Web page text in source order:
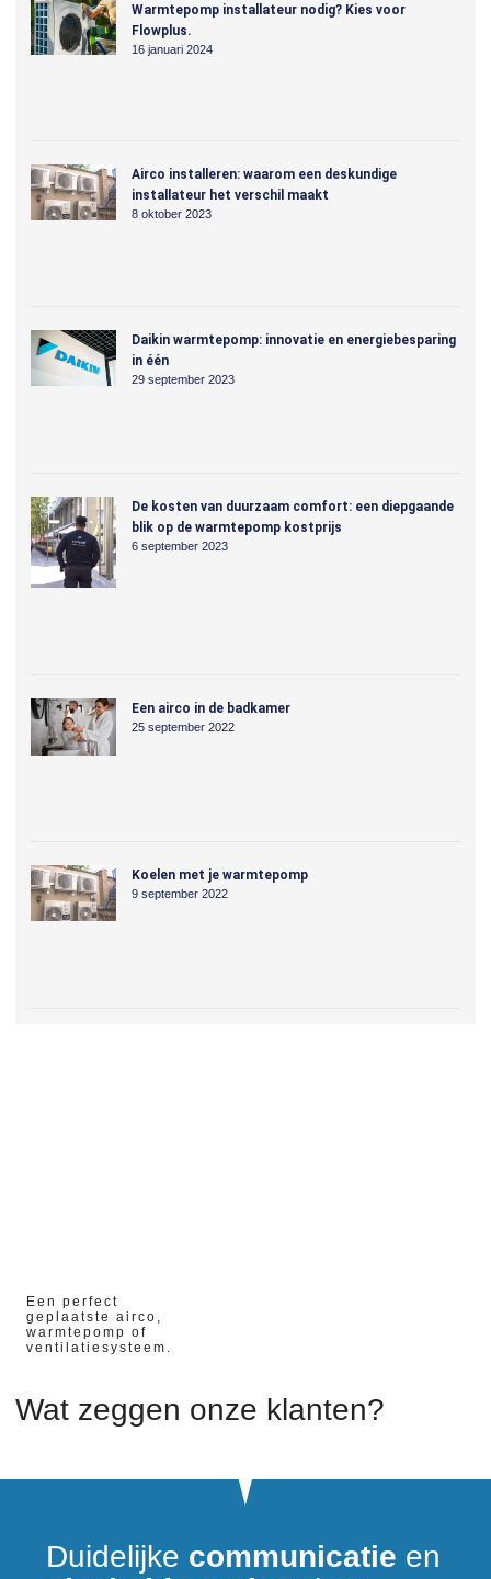
Warmtepomp installateur nodig? Kies voor
Flowplus.
16 januari 2024
Airco installeren: waarom een deskundige
installateur het verschil maakt
8 oktober 2023
Daikin warmtepomp: innovatie en energiebesparing
in één
29 september 2023
De kosten van duurzaam comfort: een diepgaande
blik op de warmtepomp kostprijs
6 september 2023
Een airco in de badkamer
25 september 2022
Koelen met je warmtepomp
9 september 2022
Een perfect
geplaatste airco,
warmtepomp of
ventilatiesysteem.
Wat zeggen onze klanten?
Duidelijke communicatie en